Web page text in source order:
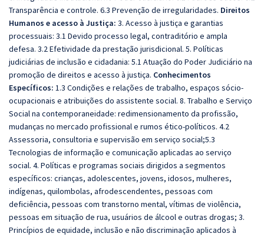
Transparência e controle. 6.3 Prevenção de irregularidades. Direitos
Humanos e acesso à Justiça: 3. Acesso à justiça e garantias
processuais: 3.1 Devido processo legal, contraditório e ampla
defesa. 3.2 Efetividade da prestação jurisdicional. 5. Políticas
judiciárias de inclusão e cidadania: 5.1 Atuação do Poder Judiciário na
promoção de direitos e acesso à justiça. Conhecimentos
Específicos: 1.3 Condições e relações de trabalho, espaços sócio-
ocupacionais e atribuições do assistente social. 8. Trabalho e Serviço
Social na contemporaneidade: redimensionamento da profissão,
mudanças no mercado profissional e rumos ético-políticos. 4.2
Assessoria, consultoria e supervisão em serviço social;5.3
Tecnologias de informação e comunicação aplicadas ao serviço
social. 4. Políticas e programas sociais dirigidos a segmentos
específicos: crianças, adolescentes, jovens, idosos, mulheres,
indígenas, quilombolas, afrodescendentes, pessoas com
deficiência, pessoas com transtorno mental, vítimas de violência,
pessoas em situação de rua, usuários de álcool e outras drogas; 3.
Princípios de equidade, inclusão e não discriminação aplicados à